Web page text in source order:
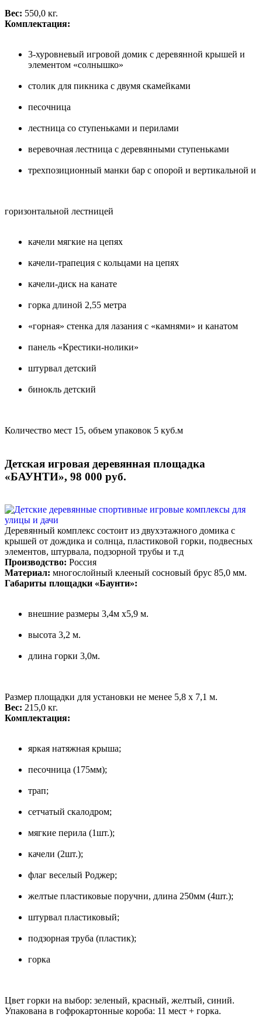
Вес: 550,0 кг.
Комплектация:
3-хуровневый игровой домик с деревянной крышей и
элементом «солнышко»
столик для пикника с двумя скамейками
песочница
лестница со ступеньками и перилами
веревочная лестница с деревянными ступеньками
трехпозиционный манки бар с опорой и вертикальной и
горизонтальной лестницей
качели мягкие на цепях
качели-трапеция с кольцами на цепях
качели-диск на канате
горка длиной 2,55 метра
«горная» стенка для лазания с «камнями» и канатом
панель «Крестики-нолики»
штурвал детский
бинокль детский
Количество мест 15, объем упаковок 5 куб.м
Детская игровая деревянная площадка
«БАУНТИ», 98 000 руб.
Деревянный комплекс состоит из двухэтажного домика с
крышей от дождика и солнца, пластиковой горки, подвесных
элементов, штурвала, подзорной трубы и т.д
Производство: Россия
Материал: многослойный клееный сосновый брус 85,0 мм.
Габариты площадки «Баунти»:
внешние размеры 3,4м х5,9 м.
высота 3,2 м.
длина горки 3,0м.
Размер площадки для установки не менее 5,8 х 7,1 м.
Вес: 215,0 кг.
Комплектация:
яркая натяжная крыша;
песочница (175мм);
трап;
сетчатый скалодром;
мягкие перила (1шт.);
качели (2шт.);
флаг веселый Роджер;
желтые пластиковые поручни, длина 250мм (4шт.);
штурвал пластиковый;
подзорная труба (пластик);
горка
Цвет горки на выбор: зеленый, красный, желтый, синий.
Упакована в гофрокартонные короба: 11 мест + горка.